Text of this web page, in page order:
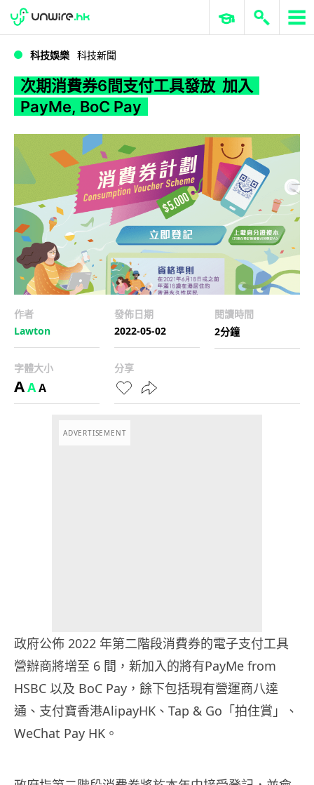
WWDC 2026 ERP 與商業 AI
科技娛樂 科技新聞
次期消費券6間支付工具發放 加入
PayMe, BoC Pay
作者
Lawton
發佈日期
2022-05-02
閱讀時間
2分鐘
字體大小
AAA
分享
ADVERTISEMENT
政府公佈 2022 年第二階段消費券的電子支付工具
營辦商將增至 6 間，新加入的將有PayMe from
HSBC 以及 BoC Pay，餘下包括現有營運商八達
通、支付寶香港AlipayHK、Tap & Go「拍住賞」、
WeChat Pay HK。